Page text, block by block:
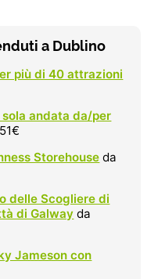
a Dublino
più di 40 attrazioni
andata da/per
Storehouse da
delle Scogliere di
di Galway da
Jameson con